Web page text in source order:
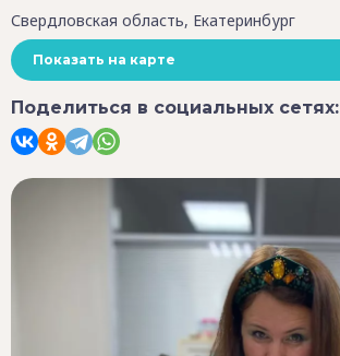
Свердловская область, Екатеринбург
Показать на карте
Поделиться в социальных сетях: